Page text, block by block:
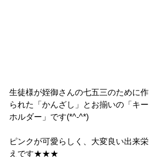
生徒様が姪御さんの七五三のために作
られた「かんざし」とお揃いの「キー
ホルダー」です(*^-^*)
ピンクが可愛らしく、大変良い出来栄
えです★★★